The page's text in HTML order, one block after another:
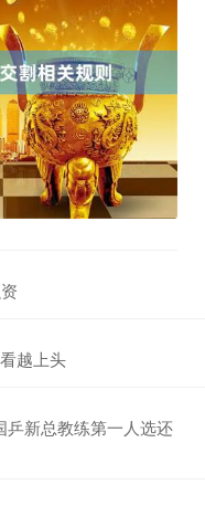
越上头
乒新总教练第一人选还